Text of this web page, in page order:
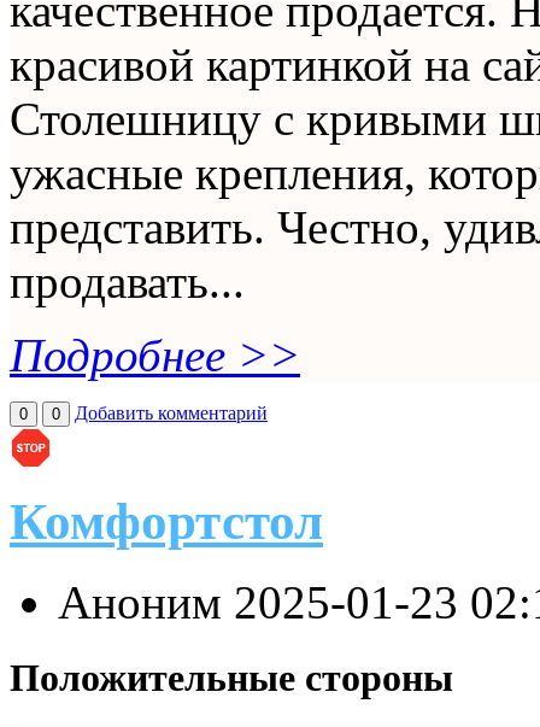
красивой картинкой на
Столешницу с кривыми
ужасные крепления,
представить. Честно,
продавать...
Подробнее >>
0 0 Добавить комментарий
Комфортстол
Аноним 2025-01-23
Положительные стороны